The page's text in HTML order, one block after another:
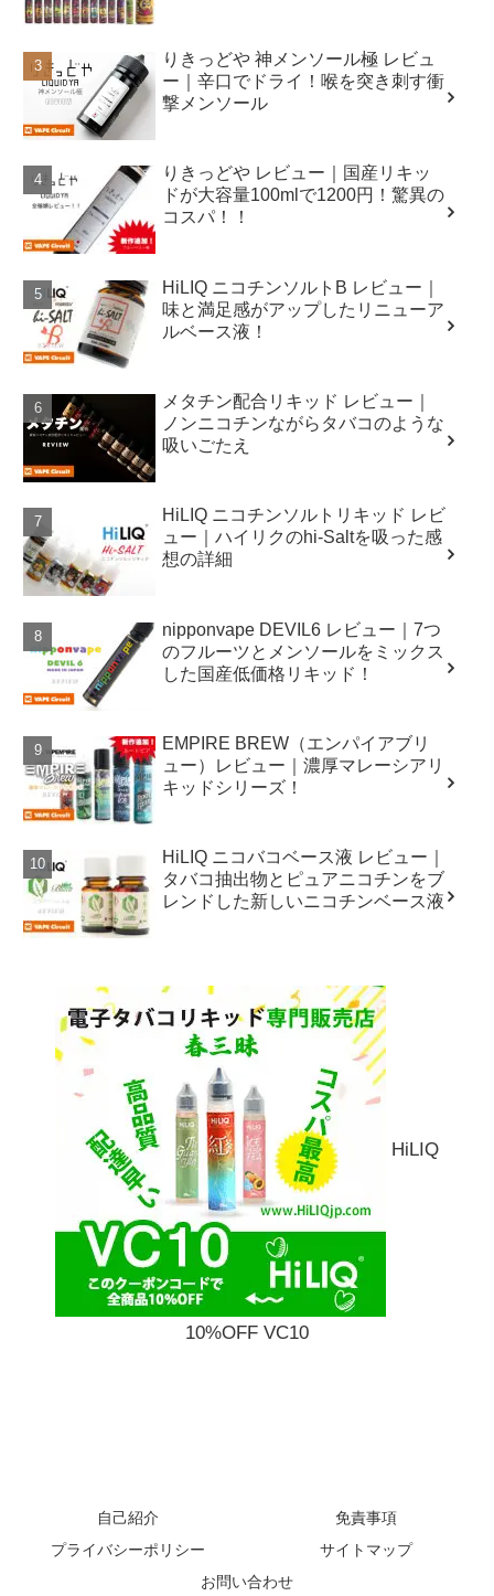
りきっどや 神メンソール極 レビュ
ー｜辛口でドライ！喉を突き刺す衝
撃メンソール
りきっどや レビュー｜国産リキッ
ドが大容量100mlで1200円！驚異の
コスパ！！
HiLIQ ニコチンソルトB レビュー｜
味と満足感がアップしたリニューア
ルベース液！
メタチン配合リキッド レビュー｜
ノンニコチンながらタバコのような
吸いごたえ
HiLIQ ニコチンソルトリキッド レビ
ュー｜ハイリクのhi-Saltを吸った感
想の詳細
nipponvape DEVIL6 レビュー｜7つ
のフルーツとメンソールをミックス
した国産低価格リキッド！
EMPIRE BREW（エンパイアブリ
ュー）レビュー｜濃厚マレーシアリ
キッドシリーズ！
HiLIQ ニコバコベース液 レビュー｜
タバコ抽出物とピュアニコチンをブ
レンドした新しいニコチンベース液
HiLIQ
10%OFF VC10
自己紹介
免責事項
プライバシーポリシー
サイトマップ
お問い合わせ